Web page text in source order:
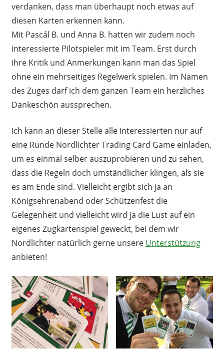
verdanken, dass man überhaupt noch etwas auf
diesen Karten erkennen kann.
Mit Pascál B. und Anna B. hatten wir zudem noch
interessierte Pilotspieler mit im Team. Erst durch
ihre Kritik und Anmerkungen kann man das Spiel
ohne ein mehrseitiges Regelwerk spielen. Im Namen
des Zuges darf ich dem ganzen Team ein herzliches
Dankeschön aussprechen.
Ich kann an dieser Stelle alle Interessierten nur auf
eine Runde Nordlichter Trading Card Game einladen,
um es einmal selber auszuprobieren und zu sehen,
dass die Regeln doch umständlicher klingen, als sie
es am Ende sind. Vielleicht ergibt sich ja an
Königsehrenabend oder Schützenfest die
Gelegenheit und vielleicht wird ja die Lust auf ein
eigenes Zugkartenspiel geweckt, bei dem wir
Nordlichter natürlich gerne unsere Unterstützung
anbieten!